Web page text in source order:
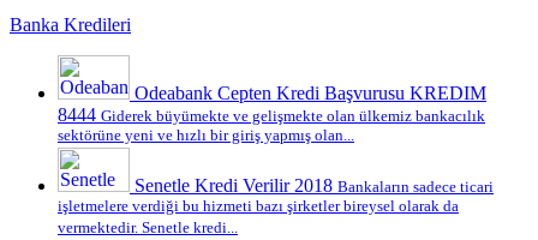
Banka Kredileri
Odeabank Cepten Kredi Başvurusu KREDIM
8444 Giderek büyümekte ve gelişmekte olan ülkemiz bankacılık
sektörüne yeni ve hızlı bir giriş yapmış olan...
Senetle Kredi Verilir 2018 Bankaların sadece ticari
işletmelere verdiği bu hizmeti bazı şirketler bireysel olarak da
vermektedir. Senetle kredi...